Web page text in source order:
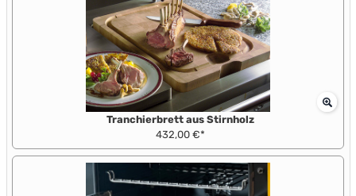
Tranchierbrett aus Stirnholz
432,00 €*